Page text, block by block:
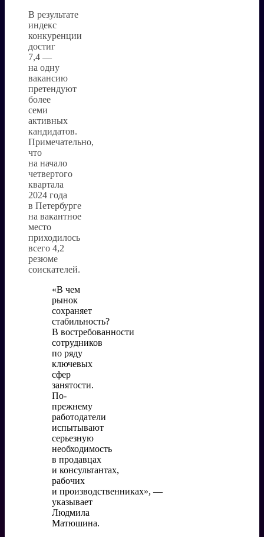
В результате
индекс
конкуренции
достиг
7,4 —
на одну
вакансию
претендуют
более
семи
активных
кандидатов.
Примечательно,
что
на начало
четвертого
квартала
2024 года
в Петербурге
на вакантное
место
приходилось
всего 4,2
резюме
соискателей.
«В чем
рынок
сохраняет
стабильность?
В востребованности
сотрудников
по ряду
ключевых
сфер
занятости.
По-
прежнему
работодатели
испытывают
серьезную
необходимость
в продавцах
и консультантах,
рабочих
и производственниках», —
указывает
Людмила
Матюшина.